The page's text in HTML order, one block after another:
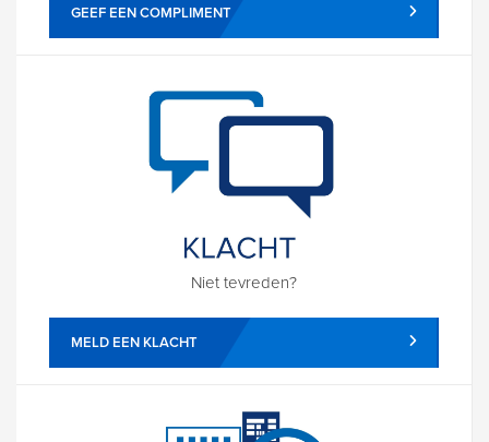
GEEF EEN COMPLIMENT
Niet tevreden?
MELD EEN KLACHT